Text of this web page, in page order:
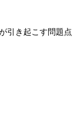
引き起こす問題点